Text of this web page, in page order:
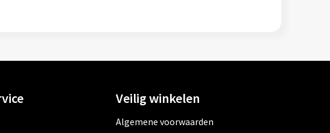
Veilig winkelen
Algemene voorwaarden